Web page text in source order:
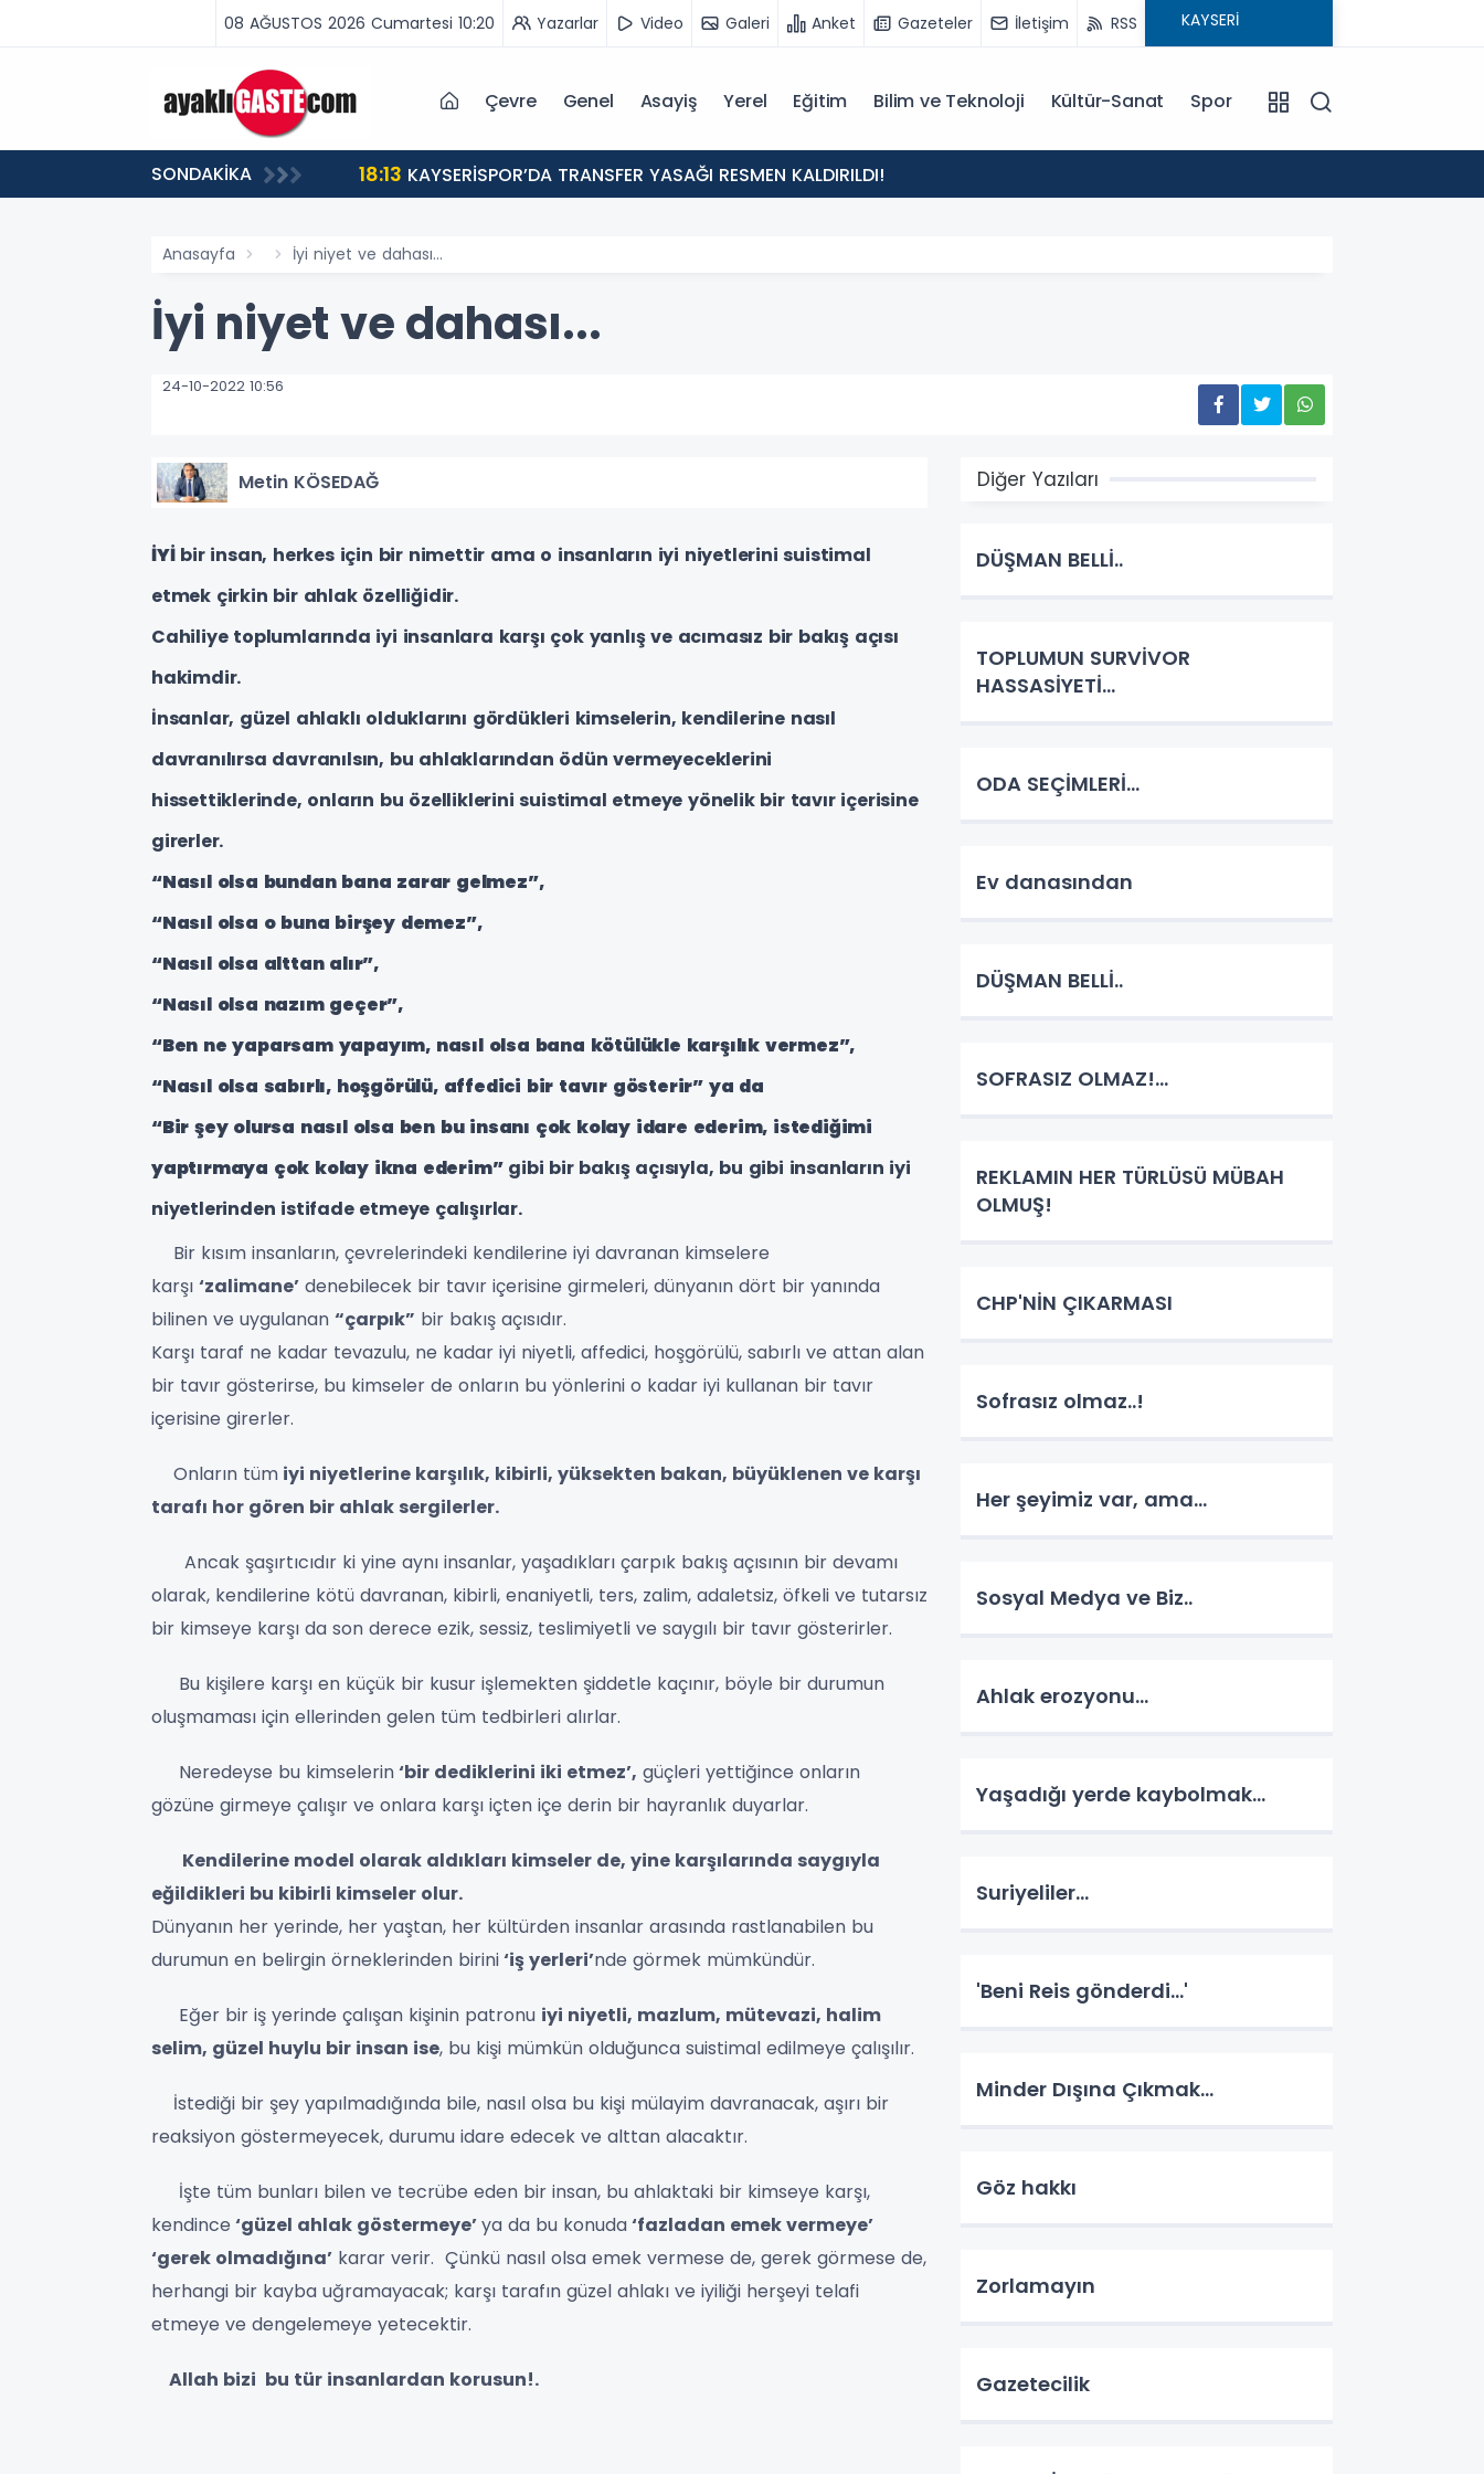
08 AĞUSTOS 2026 Cumartesi 10:20 Yazarlar Video Galeri Anket Gazeteler İletişim RSS
Çevre Genel Asayiş Yerel Eğitim Bilim ve Teknoloji Kültür-Sanat Spor
SONDAKİKA
VAR, MÜCADELE VAR!” 18:13 KAYSERİSPOR’DA TRANSFER YASAĞI RESMEN KALDIRILDI!
Anasayfa İyi niyet ve dahası...
İyi niyet ve dahası...
24-10-2022 10:56
Metin KÖSEDAĞ
İYİbir insan, herkes için bir nimettir ama o insanların iyi niyetlerini suistimal
etmek çirkin bir ahlak özelliğidir.
Cahiliye toplumlarında iyi insanlara karşı çok yanlış ve acımasız bir bakış açısı
hakimdir.
İnsanlar, güzel ahlaklı olduklarını gördükleri kimselerin, kendilerine nasıl
davranılırsa davranılsın, bu ahlaklarından ödün vermeyeceklerini
hissettiklerinde, onların bu özelliklerini suistimal etmeye yönelik bir tavır içerisine
girerler.
“Nasıl olsa bundan bana zarar gelmez”,
“Nasıl olsa o buna birşey demez”,
“Nasıl olsa alttan alır”,
“Nasıl olsa nazım geçer”,
“Ben ne yaparsam yapayım, nasıl olsa bana kötülükle karşılık vermez”,
“Nasıl olsa sabırlı, hoşgörülü, affedici bir tavır gösterir” ya da
“Bir şey olursa nasıl olsa ben bu insanı çok kolay idare ederim, istediğimi
yaptırmaya çok kolay ikna ederim”gibi bir bakış açısıyla, bu gibi insanların iyi
niyetlerinden istifade etmeye çalışırlar.
Bir kısım insanların, çevrelerindeki kendilerine iyi davranan kimselere
karşı ‘zalimane’ denebilecek bir tavır içerisine girmeleri, dünyanın dört bir yanında
bilinen ve uygulanan “çarpık” bir bakış açısıdır.
Karşı taraf ne kadar tevazulu, ne kadar iyi niyetli, affedici, hoşgörülü, sabırlı ve attan alan
bir tavır gösterirse, bu kimseler de onların bu yönlerini o kadar iyi kullanan bir tavır
içerisine girerler.
Onların tüm iyi niyetlerine karşılık, kibirli, yüksekten bakan, büyüklenen ve karşı
tarafı hor gören bir ahlak sergilerler.
Ancak şaşırtıcıdır ki yine aynı insanlar, yaşadıkları çarpık bakış açısının bir devamı
olarak, kendilerine kötü davranan, kibirli, enaniyetli, ters, zalim, adaletsiz, öfkeli ve tutarsız
bir kimseye karşı da son derece ezik, sessiz, teslimiyetli ve saygılı bir tavır gösterirler.
Bu kişilere karşı en küçük bir kusur işlemekten şiddetle kaçınır, böyle bir durumun
oluşmaması için ellerinden gelen tüm tedbirleri alırlar.
Neredeyse bu kimselerin‘bir dediklerini iki etmez’, güçleri yettiğince onların
gözüne girmeye çalışır ve onlara karşı içten içe derin bir hayranlık duyarlar.
Kendilerine model olarak aldıkları kimseler de, yine karşılarında saygıyla
eğildikleri bu kibirli kimseler olur.
Dünyanın her yerinde, her yaştan, her kültürden insanlar arasında rastlanabilen bu
durumun en belirgin örneklerinden birini‘iş yerleri’nde görmek mümkündür.
Eğer bir iş yerinde çalışan kişinin patronu iyi niyetli, mazlum, mütevazi, halim
selim, güzel huylu bir insan ise, bu kişi mümkün olduğunca suistimal edilmeye çalışılır.
İstediği bir şey yapılmadığında bile, nasıl olsa bu kişi mülayim davranacak, aşırı bir
reaksiyon göstermeyecek, durumu idare edecek ve alttan alacaktır.
İşte tüm bunları bilen ve tecrübe eden bir insan, bu ahlaktaki bir kimseye karşı,
kendince ‘güzel ahlak göstermeye’ya da bu konuda‘fazladan emek vermeye’
‘gerek olmadığına’ karar verir. Çünkü nasıl olsa emek vermese de, gerek görmese de,
herhangi bir kayba uğramayacak; karşı tarafın güzel ahlakı ve iyiliği herşeyi telafi
etmeye ve dengelemeye yetecektir.
Allah bizi bu tür insanlardan korusun!.
Diğer Yazıları
DÜŞMAN BELLİ..
TOPLUMUN SURVİVOR
HASSASİYETİ...
ODA SEÇİMLERİ...
Ev danasından
DÜŞMAN BELLİ..
SOFRASIZ OLMAZ!...
REKLAMIN HER TÜRLÜSÜ MÜBAH
OLMUŞ!
CHP'NİN ÇIKARMASI
Sofrasız olmaz..!
Her şeyimiz var, ama...
Sosyal Medya ve Biz..
Ahlak erozyonu…
Yaşadığı yerde kaybolmak…
Suriyeliler…
'Beni Reis gönderdi...'
Minder Dışına Çıkmak...
Göz hakkı
Zorlamayın
Gazetecilik